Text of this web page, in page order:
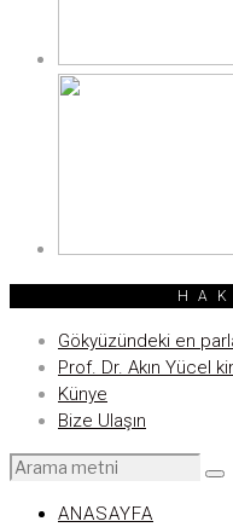
Gökyüzündeki en
Prof. Dr. Akın Yücel
Künye
Bize Ulaşın
ANASAYFA